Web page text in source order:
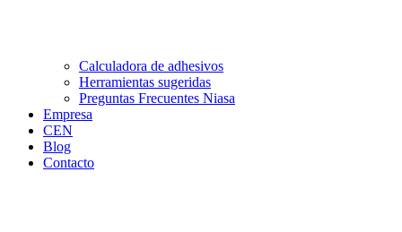
Calculadora de adhesivos
Herramientas sugeridas
Preguntas Frecuentes Niasa
Empresa
CEN
Blog
Contacto